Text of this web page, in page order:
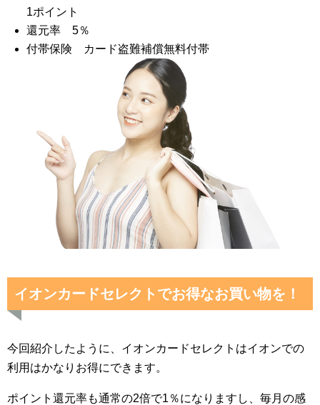
1ポイント
還元率 5％
付帯保険 カード盗難補償無料付帯
イオンカードセレクトでお得なお買い物を！
今回紹介したように、イオンカードセレクトはイオンでの
利用はかなりお得にできます。
ポイント還元率も通常の2倍で1％になりますし、毎月の感